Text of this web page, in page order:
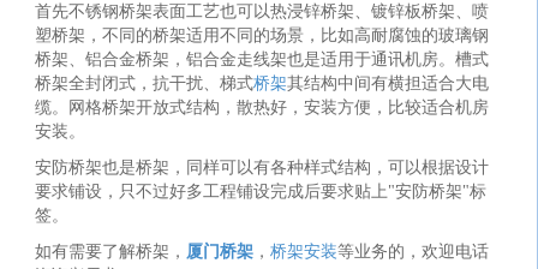
首先不锈钢桥架表面工艺也可以热浸锌桥架、镀锌板桥架、喷
塑桥架，不同的桥架适用不同的场景，比如高耐腐蚀的玻璃钢
桥架、铝合金桥架，铝合金走线架也是适用于通讯机房。槽式
桥架全封闭式，抗干扰、梯式桥架其结构中间有横担适合大电
缆。网格桥架开放式结构，散热好，安装方便，比较适合机房
安装。
安防桥架也是桥架，同样可以有各种样式结构，可以根据设计
要求铺设，只不过好多工程铺设完成后要求贴上"安防桥架"标
签。
如有需要了解桥架， 厦门桥架 ，桥架安装等业务的，欢迎电话